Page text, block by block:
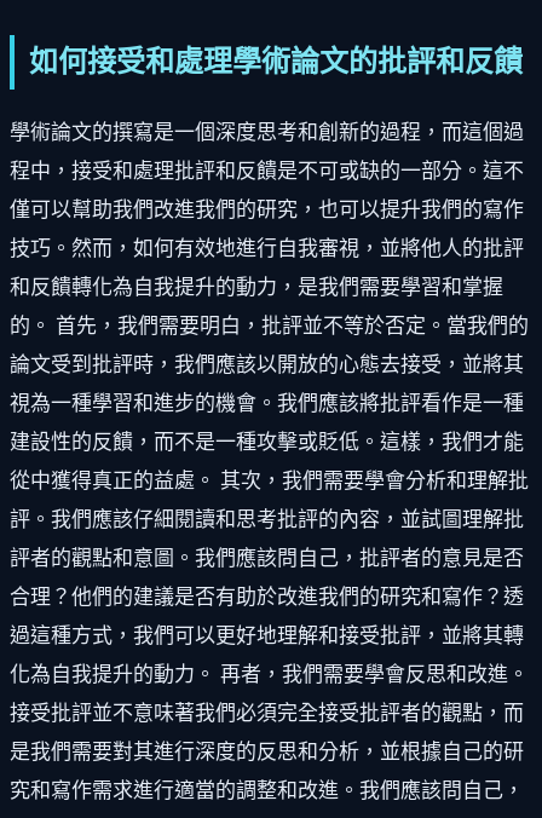
如何接受和處理學術論文的批評和反饋
學術論文的撰寫是一個深度思考和創新的過程，而這個過
程中，接受和處理批評和反饋是不可或缺的一部分。這不
僅可以幫助我們改進我們的研究，也可以提升我們的寫作
技巧。然而，如何有效地進行自我審視，並將他人的批評
和反饋轉化為自我提升的動力，是我們需要學習和掌握
的。 首先，我們需要明白，批評並不等於否定。當我們的
論文受到批評時，我們應該以開放的心態去接受，並將其
視為一種學習和進步的機會。我們應該將批評看作是一種
建設性的反饋，而不是一種攻擊或貶低。這樣，我們才能
從中獲得真正的益處。 其次，我們需要學會分析和理解批
評。我們應該仔細閱讀和思考批評的內容，並試圖理解批
評者的觀點和意圖。我們應該問自己，批評者的意見是否
合理？他們的建議是否有助於改進我們的研究和寫作？透
過這種方式，我們可以更好地理解和接受批評，並將其轉
化為自我提升的動力。 再者，我們需要學會反思和改進。
接受批評並不意味著我們必須完全接受批評者的觀點，而
是我們需要對其進行深度的反思和分析，並根據自己的研
究和寫作需求進行適當的調整和改進。我們應該問自己，